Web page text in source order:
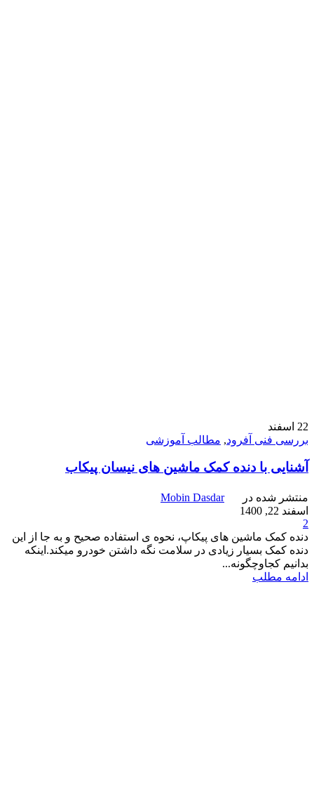
22 اسفند
بررسی فنی آفرود, مطالب آموزشی
آشنایی با دنده کمک ماشین های نیسان پیکاب
منتشر شده در
Mobin Dasdar
اسفند 22, 1400
2
دنده کمک ماشین های پیکاپ، نحوه ی استفاده صحیح و به جا از این
دنده کمک بسیار زیادی در سلامت نگه داشتن خودرو میکند.اینکه
بدانیم کجاوچگونه...
ادامه مطلب